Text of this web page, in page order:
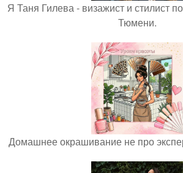
Я Таня Гилева - визажист и стилист
Тюмени.
Домашнее окрашивание не про